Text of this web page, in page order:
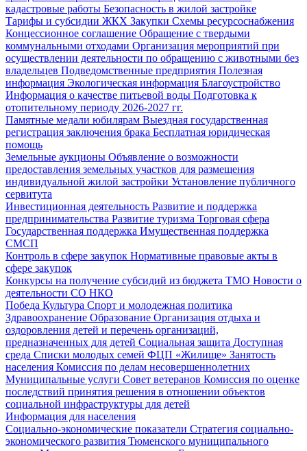
кадастровые работы Безопасность в жилой застройке
Тарифы и субсидии ЖКХ Закупки Схемы ресурсоснабжения
Концессионное соглашение Обращение с твердыми
коммунальными отходами Организация мероприятий при
осуществлении деятельности по обращению с животными без
владельцев Подведомственные предприятия Полезная
информация Экологическая информация Благоустройство
Информация о качестве питьевой воды Подготовка к
отопительному периоду 2026-2027 гг.
Памятные медали юбилярам Выездная государственная
регистрация заключения брака Бесплатная юридическая
помощь
Земельные аукционы Объявление о возможности
предоставления земельных участков для размещения
индивидуальной жилой застройки Установление публичного
сервитута
Инвестиционная деятельность Развитие и поддержка
предпринимательства Развитие туризма Торговая сфера
Государственная поддержка Имущественная поддержка
СМСП
Контроль в сфере закупок Нормативные правовые акты в
сфере закупок
Конкурсы на получение субсидий из бюджета ТМО Новости о
деятельности СО НКО
Победа Культура Спорт и молодежная политика
Здравоохранение Образование Организация отдыха и
оздоровления детей и перечень организаций,
предназначенных для детей Социальная защита Доступная
среда Списки молодых семей ФЦП «Жилище» Занятость
населения Комиссия по делам несовершеннолетних
Муниципальные услуги Совет ветеранов Комиссия по оценке
последствий принятия решения в отношении объектов
социальной инфраструктуры для детей
Информация для населения
Социально-экономические показатели Стратегия социально-
экономического развития Тюменского муниципального